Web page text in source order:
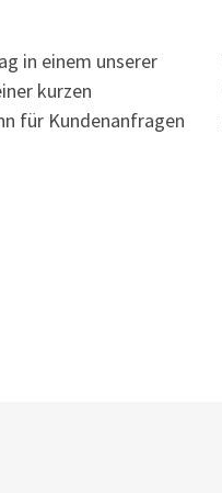
in einem unserer
kurzen
für Kundenanfragen